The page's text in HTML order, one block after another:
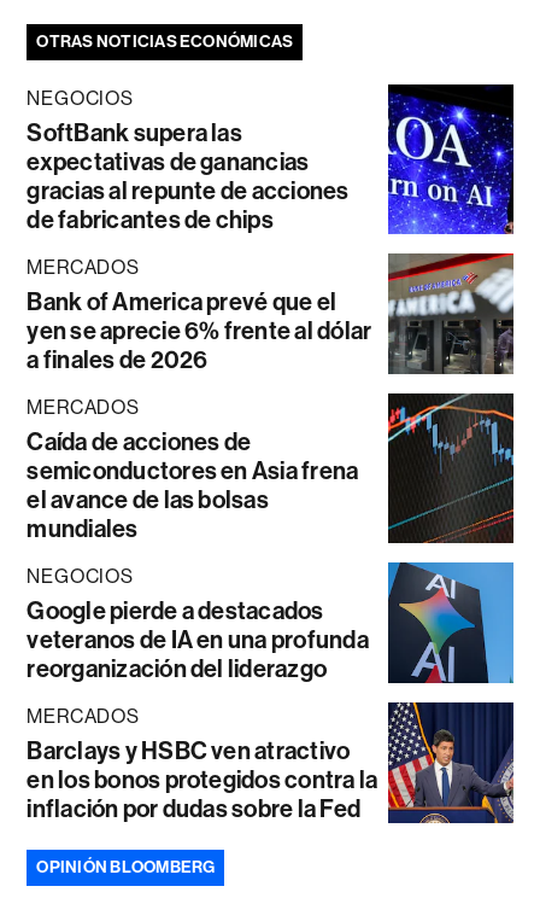
OTRAS NOTICIAS ECONÓMICAS
NEGOCIOS
SoftBank supera las
expectativas de ganancias
gracias al repunte de acciones
de fabricantes de chips
MERCADOS
Bank of America prevé que el
yen se aprecie 6% frente al dólar
a finales de 2026
MERCADOS
Caída de acciones de
semiconductores en Asia frena
el avance de las bolsas
mundiales
NEGOCIOS
Google pierde a destacados
veteranos de IA en una profunda
reorganización del liderazgo
MERCADOS
Barclays y HSBC ven atractivo
en los bonos protegidos contra la
inflación por dudas sobre la Fed
OPINIÓN BLOOMBERG